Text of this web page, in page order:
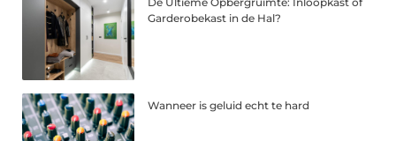
Garderobekast in de Hal?
Wanneer is geluid echt te hard